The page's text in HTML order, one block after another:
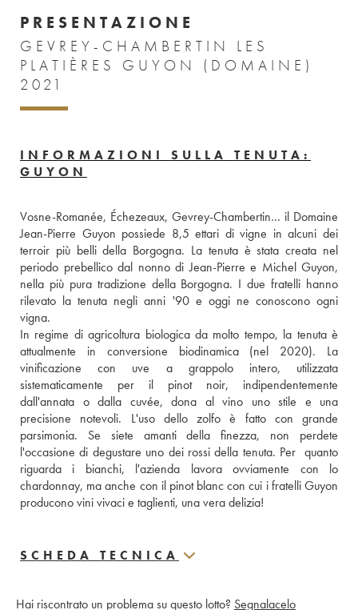
PRESENTAZIONE
GEVREY-CHAMBERTIN LES
PLATIÈRES GUYON (DOMAINE)
2021
INFORMAZIONI SULLA TENUTA:
GUYON
Vosne-Romanée, Échezeaux, Gevrey-Chambertin… il Domaine
Jean-Pierre Guyon possiede 8,5 ettari di vigne in alcuni dei
terroir più belli della Borgogna. La tenuta è stata creata nel
periodo prebellico dal nonno di Jean-Pierre e Michel Guyon,
nella più pura tradizione della Borgogna. I due fratelli hanno
rilevato la tenuta negli anni '90 e oggi ne conoscono ogni
vigna.
In regime di agricoltura biologica da molto tempo, la tenuta è
attualmente in conversione biodinamica (nel 2020). La
vinificazione con uve a grappolo intero, utilizzata
sistematicamente per il pinot noir, indipendentemente
dall'annata o dalla cuvée, dona al vino uno stile e una
precisione notevoli. L'uso dello zolfo è fatto con grande
parsimonia. Se siete amanti della finezza, non perdete
l'occasione di degustare uno dei rossi della tenuta. Per  quanto
riguarda i bianchi, l'azienda lavora ovviamente con lo
chardonnay, ma anche con il pinot blanc con cui i fratelli Guyon
producono vini vivaci e taglienti, una vera delizia!
SCHEDA TECNICA
Hai riscontrato un problema su questo lotto? Segnalacelo